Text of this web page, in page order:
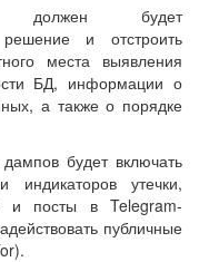
должен будет
решение и отстроить
места выявления
БД, информации о
а также о порядке
будет включать
утечки,
и посты в Telegram-
публичные